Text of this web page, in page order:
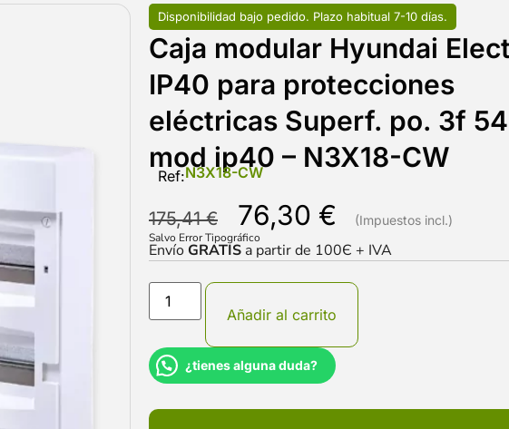
Disponibilidad bajo pedido. Plazo habitual 7-10 días.
Caja modular Hyundai
IP40 para protecciones
eléctricas Superf. po. 3f 54
mod ip40 – N3X18-CW
Ref:N3X18-CW
175,41€ 76,30 €
Salvo Error Tipográfico
EnvíoGRATIS a partir de 100Є + IVA
Añadir al carrito
¿tienes alguna duda?